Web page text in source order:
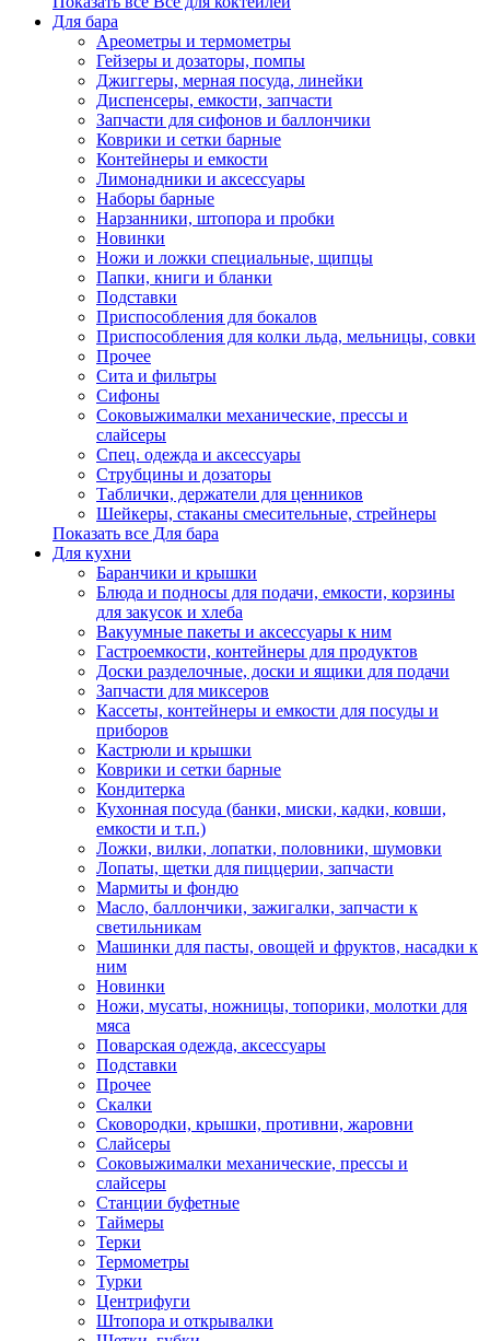
Для бара
Ареометры и термометры
Гейзеры и дозаторы, помпы
Джиггеры, мерная посуда, линейки
Диспенсеры, емкости, запчасти
Запчасти для сифонов и баллончики
Коврики и сетки барные
Контейнеры и емкости
Лимонадники и аксессуары
Наборы барные
Нарзанники, штопора и пробки
Новинки
Ножи и ложки специальные, щипцы
Папки, книги и бланки
Подставки
Приспособления для бокалов
Приспособления для колки льда, мельницы, совки
Прочее
Сита и фильтры
Сифоны
Соковыжималки механические, прессы и
слайсеры
Спец. одежда и аксессуары
Струбцины и дозаторы
Таблички, держатели для ценников
Шейкеры, стаканы смесительные, стрейнеры
Показать все Для бара
Для кухни
Баранчики и крышки
Блюда и подносы для подачи, емкости, корзины
для закусок и хлеба
Вакуумные пакеты и аксессуары к ним
Гастроемкости, контейнеры для продуктов
Доски разделочные, доски и ящики для подачи
Запчасти для миксеров
Кассеты, контейнеры и емкости для посуды и
приборов
Кастрюли и крышки
Коврики и сетки барные
Кондитерка
Кухонная посуда (банки, миски, кадки, ковши,
емкости и т.п.)
Ложки, вилки, лопатки, половники, шумовки
Лопаты, щетки для пиццерии, запчасти
Мармиты и фондю
Масло, баллончики, зажигалки, запчасти к
светильникам
Машинки для пасты, овощей и фруктов, насадки к
ним
Новинки
Ножи, мусаты, ножницы, топорики, молотки для
мяса
Поварская одежда, аксессуары
Подставки
Прочее
Скалки
Сковородки, крышки, противни, жаровни
Слайсеры
Соковыжималки механические, прессы и
слайсеры
Станции буфетные
Таймеры
Терки
Термометры
Турки
Центрифуги
Штопора и открывалки